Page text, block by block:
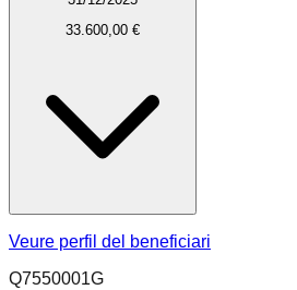
33.600,00 €
Veure perfil del beneficiari
Q7550001G